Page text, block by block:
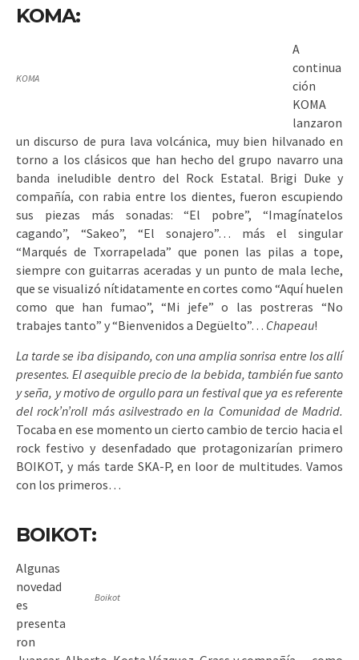
KOMA:
KOMA
A
continua
ción
KOMA
lanzaron
un discurso de pura lava volcánica, muy bien hilvanado en
torno a los clásicos que han hecho del grupo navarro una
banda ineludible dentro del Rock Estatal. Brigi Duke y
compañía, con rabia entre los dientes, fueron escupiendo
sus piezas más sonadas: “El pobre”, “Imagínatelos
cagando”, “Sakeo”, “El sonajero”… más el singular
“Marqués de Txorrapelada” que ponen las pilas a tope,
siempre con guitarras aceradas y un punto de mala leche,
que se visualizó nítidatamente en cortes como “Aquí huelen
como que han fumao”, “Mi jefe” o las postreras “No
trabajes tanto” y “Bienvenidos a Degüelto”… Chapeau!
La tarde se iba disipando, con una amplia sonrisa entre los allí
presentes. El asequible precio de la bebida, también fue santo
y seña, y motivo de orgullo para un festival que ya es referente
del rock’n’roll más asilvestrado en la Comunidad de Madrid.
Tocaba en ese momento un cierto cambio de tercio hacia el
rock festivo y desenfadado que protagonizarían primero
BOIKOT, y más tarde SKA-P, en loor de multitudes. Vamos
con los primeros…
BOIKOT:
Boikot
Algunas
novedad
es
presenta
ron